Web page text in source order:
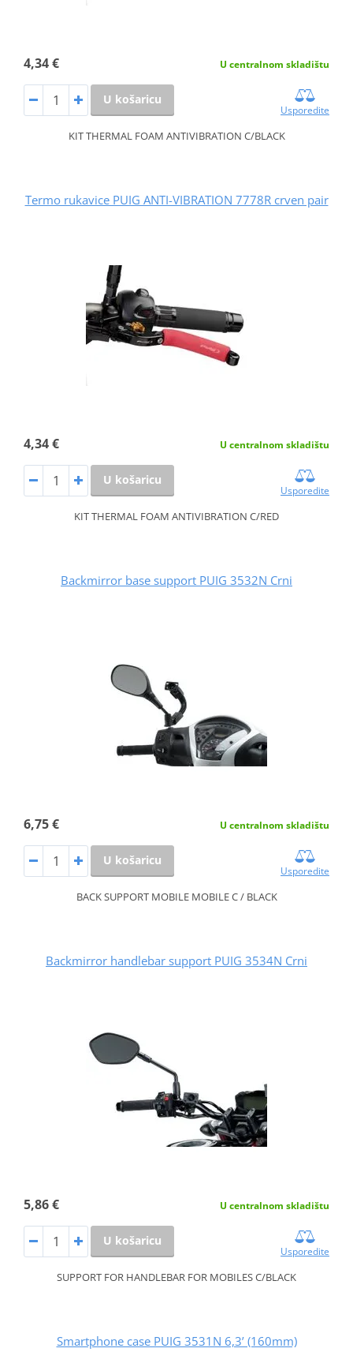
4,34 € U centralnom skladištu
U košaricu
Usporedite
KIT THERMAL FOAM ANTIVIBRATION C/BLACK
Termo rukavice PUIG ANTI-VIBRATION 7778R crven pair
4,34 € U centralnom skladištu
U košaricu
Usporedite
KIT THERMAL FOAM ANTIVIBRATION C/RED
Backmirror base support PUIG 3532N Crni
6,75 € U centralnom skladištu
U košaricu
Usporedite
BACK SUPPORT MOBILE MOBILE C / BLACK
Backmirror handlebar support PUIG 3534N Crni
5,86 € U centralnom skladištu
U košaricu
Usporedite
SUPPORT FOR HANDLEBAR FOR MOBILES C/BLACK
Smartphone case PUIG 3531N 6,3’ (160mm)